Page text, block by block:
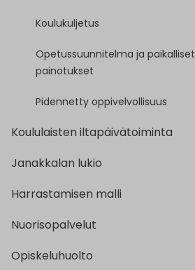
Koulukuljetus
Opetussuunnitelma ja paikalliset
painotukset
Pidennetty oppivelvollisuus
Koululaisten iltapäivätoiminta
Janakkalan lukio
Harrastamisen malli
Nuorisopalvelut
Opiskeluhuolto